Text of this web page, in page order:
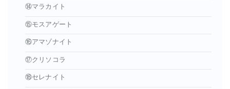
⑭マラカイト
⑮モスアゲート
⑯アマゾナイト
⑰クリソコラ
⑱セレナイト